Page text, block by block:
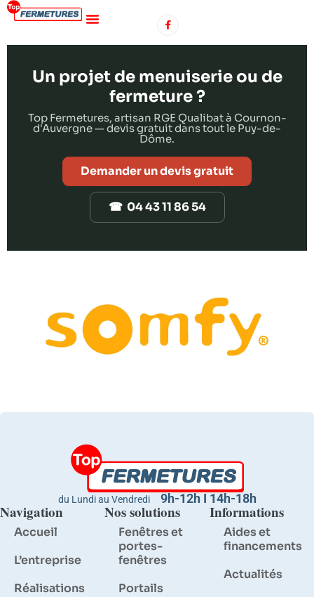
Un projet de menuiserie ou de
fermeture ?
Top Fermetures, artisan RGE Qualibat à Cournon-
d'Auvergne — devis gratuit dans tout le Puy-de-
Dôme.
Demander un devis gratuit
☎ 04 43 11 86 54
du Lundi au Vendredi 9h-12h I 14h-18h
Navigation
Accueil
L’entreprise
Réalisations
Nos solutions
Fenêtres et
portes-
fenêtres
Portails
Informations
Aides et
financements
Actualités